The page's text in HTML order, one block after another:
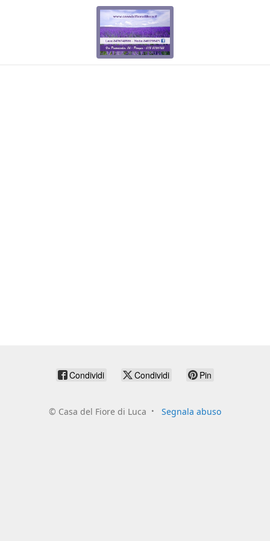
Condividi Condividi Pin
© Casa del Fiore di Luca Segnala abuso